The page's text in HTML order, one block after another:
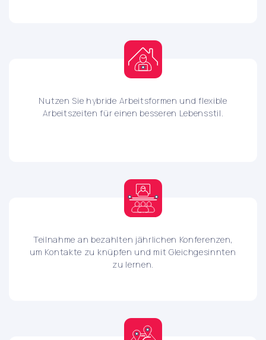
Nutzen Sie hybride Arbeitsformen und flexible
Arbeitszeiten für einen besseren Lebensstil.
Teilnahme an bezahlten jährlichen Konferenzen,
um Kontakte zu knüpfen und mit Gleichgesinnten
zu lernen.